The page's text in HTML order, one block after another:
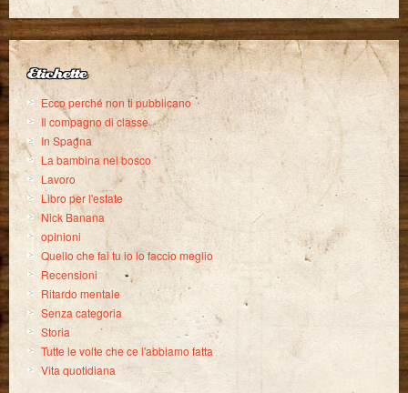
Etichette
Ecco perché non ti pubblicano
Il compagno di classe
In Spagna
La bambina nel bosco
Lavoro
Libro per l'estate
Nick Banana
opinioni
Quello che fai tu io lo faccio meglio
Recensioni
Ritardo mentale
Senza categoria
Storia
Tutte le volte che ce l'abbiamo fatta
Vita quotidiana